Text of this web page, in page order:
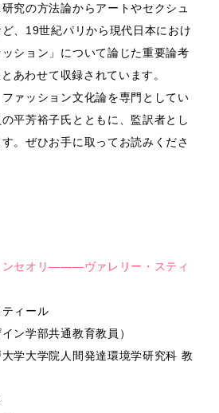
究の方法論からアートやセクシュ
、19世紀パリから現代日本におけ
ション」について論じた重要論考
あわせて収録されています。
ァッション文化論を専門としてい
平芳裕子氏とともに、監訳者とし
。ぜひお手に取ってお読みくださ
ンセオリ———ヴァレリー・スティ
ティール
ン学部共通教育教員）
大学院人間発達環境学研究科 教